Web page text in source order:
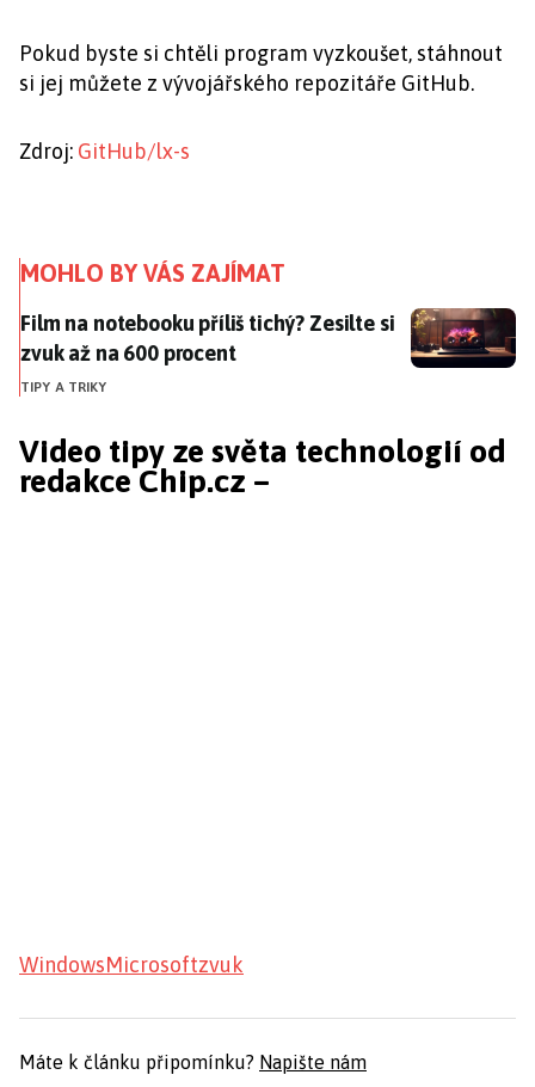
Pokud byste si chtěli program vyzkoušet, stáhnout
si jej můžete z vývojářského repozitáře GitHub.
Zdroj: GitHub/lx-s
MOHLO BY VÁS ZAJÍMAT
Film na notebooku příliš tichý? Zesilte si zvuk až na
Film na notebooku příliš tichý? Zesilte si
zvuk až na 600 procent
TIPY A TRIKY
Video tipy ze světa technologií od
redakce Chip.cz –
WindowsMicrosoftzvuk
Máte k článku připomínku? Napište nám